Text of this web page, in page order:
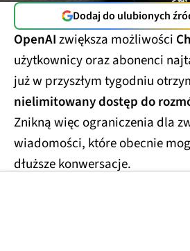
Dodaj do ulubionych
OpenAIzwiększa możliwości
użytkownicy oraz abonenci
już w przyszłym tygodniu
nielimitowany dostęp do
Znikną więc ograniczenia dla
wiadomości, które obecnie
dłuższe konwersacje.